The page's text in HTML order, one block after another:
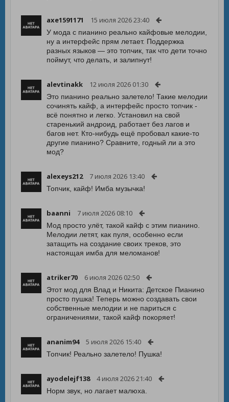
axe1591171 15 июля 2026 23:40
У мода с пианино реально кайфовые мелодии,
ну а интерфейс прям летает. Поддержка
разных языков — это топчик, так что дети точно
поймут, что делать, и залипнут!
alevtinakk 12 июля 2026 01:30
Это пианино реально залетело! Такие мелодии
сочинять кайф, а интерфейс просто топчик -
всё понятно и легко. Установил на свой
старенький андроид, работает без лагов и
багов нет. Кто-нибудь ещё пробовал какие-то
другие пианино? Сравните, годный ли а это
мод?
alexeys212 7 июля 2026 13:40
Топчик, кайф! Имба музычка!
baanni 7 июля 2026 08:10
Мод просто улёт, такой кайф с этим пианино.
Мелодии летят, как пуля, особенно если
затащить на создание своих треков, это
настоящая имба для меломанов!
atriker70 6 июля 2026 02:50
Этот мод для Влад и Никита: Детское Пианино
просто пушка! Теперь можно создавать свои
собственные мелодии и не париться с
ограничениями, такой кайф покоряет!
ananim94 5 июля 2026 15:40
Топчик! Реально залетело! Пушка!
ayodelejf138 4 июля 2026 21:40
Норм звук, но лагает малюха.